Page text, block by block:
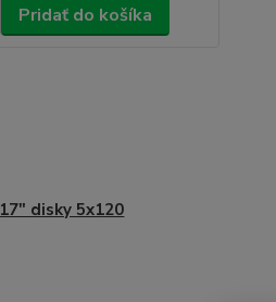
Pridať do košíka
17" disky 5x120